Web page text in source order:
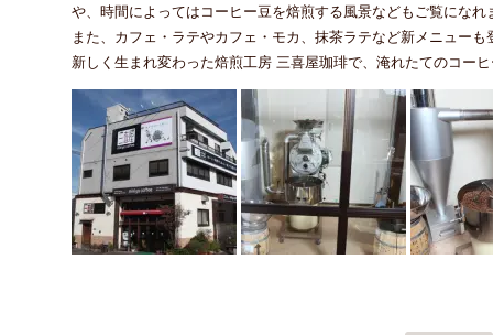
や、時間によってはコーヒー豆を焙煎する風景などもご覧になれ
また、カフェ・ラテやカフェ・モカ、抹茶ラテなど新メニューも
新しく生まれ変わった焙煎工房 三喜屋珈琲で、淹れたてのコー